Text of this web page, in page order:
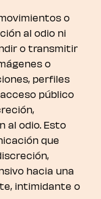
o
al odio ni
o transmitir
o
perfiles
público
al odio. Esto
que
hacia una
intimidante o